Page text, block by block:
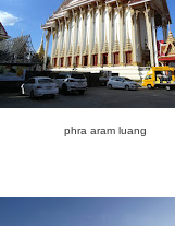
phra aram luang